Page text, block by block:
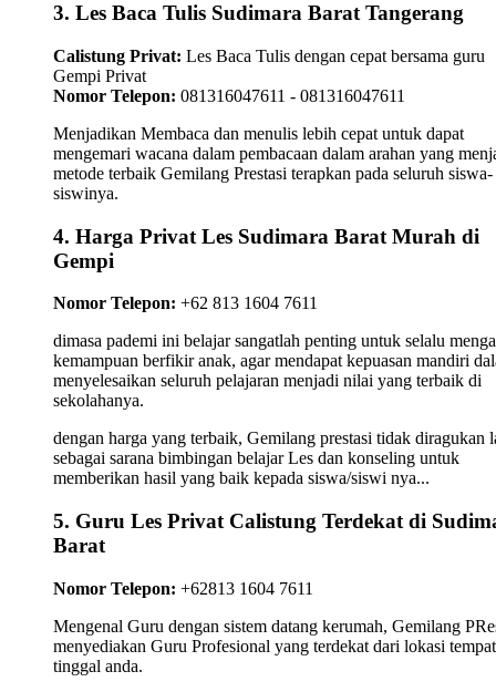
3. Les Baca Tulis Sudimara Barat Tangerang
Calistung Privat: Les Baca Tulis dengan cepat bersama guru
Gempi Privat
Nomor Telepon: 081316047611 - 081316047611
Menjadikan Membaca dan menulis lebih cepat untuk dapat
mengemari wacana dalam pembacaan dalam arahan yang
metode terbaik Gemilang Prestasi terapkan pada seluruh siswa-
siswinya.
4. Harga Privat Les Sudimara Barat Murah di
Gempi
Nomor Telepon: +62 813 1604 7611
dimasa pademi ini belajar sangatlah penting untuk selalu
kemampuan berfikir anak, agar mendapat kepuasan mandiri
menyelesaikan seluruh pelajaran menjadi nilai yang terbaik di
sekolahanya.
dengan harga yang terbaik, Gemilang prestasi tidak diragukan
sebagai sarana bimbingan belajar Les dan konseling untuk
memberikan hasil yang baik kepada siswa/siswi nya...
5. Guru Les Privat Calistung Terdekat di
Barat
Nomor Telepon: +62813 1604 7611
Mengenal Guru dengan sistem datang kerumah, Gemilang
menyediakan Guru Profesional yang terdekat dari lokasi tempat
tinggal anda.